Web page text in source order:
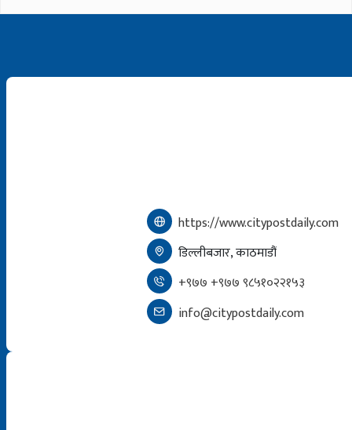
https://www.citypostdaily.com
डिल्लीबजार, काठमाडौं
+९७७ +९७७ ९८५१०२२१५३
info@citypostdaily.com